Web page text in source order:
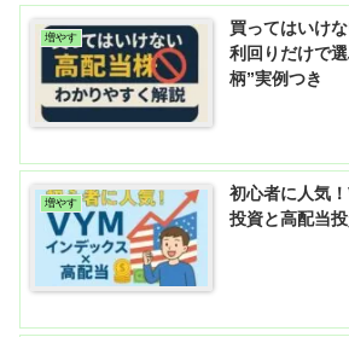
増やす
買ってはいけ
利回りだけで
柄”実例つき
増やす
初心者に人気
投資と高配当